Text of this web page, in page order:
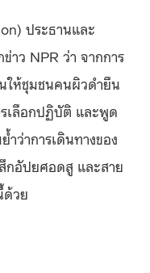
ประธานและ
าว NPR ว่า จากการ
ให้ชุมชนคนผิวดำยืน
เลือกปฏิบัติ และพูด
ว่าการเดินทางของ
กอัปยศอดสู และสาย
วย